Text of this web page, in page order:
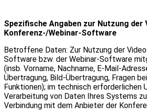
Spezifische Angaben zur Nutzung der
Konferenz-/Webinar-Software
Betroffene Daten: Zur Nutzung der
Software bzw. der Webinar-Software
(insb. Vorname, Nachname, E-Mail-
Übertragung, Bild-Übertragung, Fragen
Funktionen); im technisch erforderlichen
Verarbeitung von Daten Ihres Systems
Verbindung mit dem Anbieter der